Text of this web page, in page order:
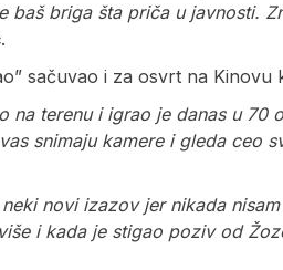
baš briga šta priča u javnosti.
.
sačuvao i za osvrt na Kinovu
na terenu i igrao je danas u
snimaju kamere i gleda ceo
novi izazov jer nikada
i kada je stigao poziv od